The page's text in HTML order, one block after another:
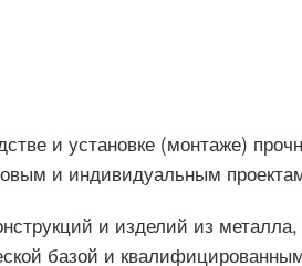
и установке (монтаже)
и индивидуальным
и изделий из
базой и